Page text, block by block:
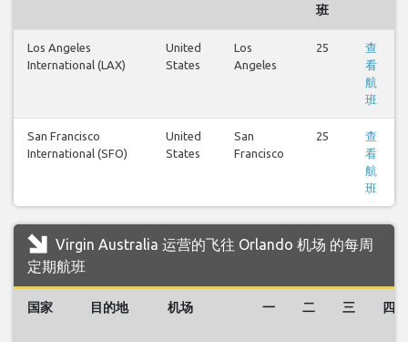
班
Los Angeles
International (LAX)
United
States
Los
Angeles
25
查
看
航
班
San Francisco
International (SFO)
United
States
San
Francisco
25
查
看
航
班
Virgin Australia 运营的飞往 Orlando 机场 的每周
定期航班
国家 目的地 机场 一 二 三 四